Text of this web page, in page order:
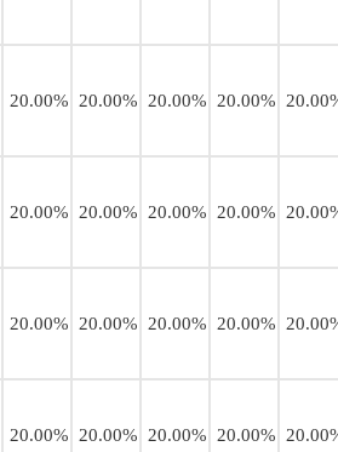
20.00% 20.00% 20.00% 20.00%
20.00% 20.00% 20.00% 20.00%
20.00% 20.00% 20.00% 20.00%
20.00% 20.00% 20.00% 20.00%